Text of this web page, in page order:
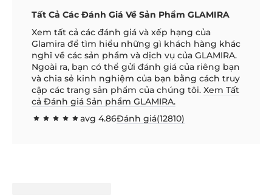
Tất Cả Các Đánh Giá Về Sản Phẩm GLAMIRA
Xem tất cả các đánh giá và xếp hạng của
Glamira để tìm hiểu những gì khách hàng khác
nghĩ về các sản phẩm và dịch vụ của GLAMIRA.
Ngoài ra, bạn có thể gửi đánh giá của riêng bạn
và chia sẻ kinh nghiệm của bạn bằng cách truy
cập các trang sản phẩm của chúng tôi. Xem Tất
cả Đánh giá Sản phẩm GLAMIRA.
avg 4.86Đánh giá(12810)